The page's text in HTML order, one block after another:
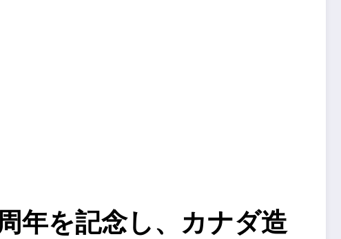
年を記念し、カナダ造